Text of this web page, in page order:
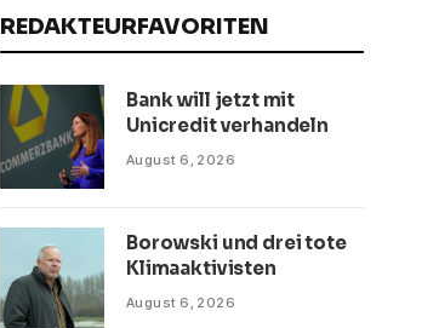
REDAKTEURFAVORITEN
Bank will jetzt mit
Unicredit verhandeln
August 6, 2026
Borowski und drei tote
Klimaaktivisten
August 6, 2026